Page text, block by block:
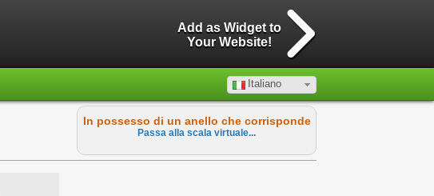
Add as Widget to
Your Website!
Italiano
In possesso di un anello che corrisponde
Passa alla scala virtuale...